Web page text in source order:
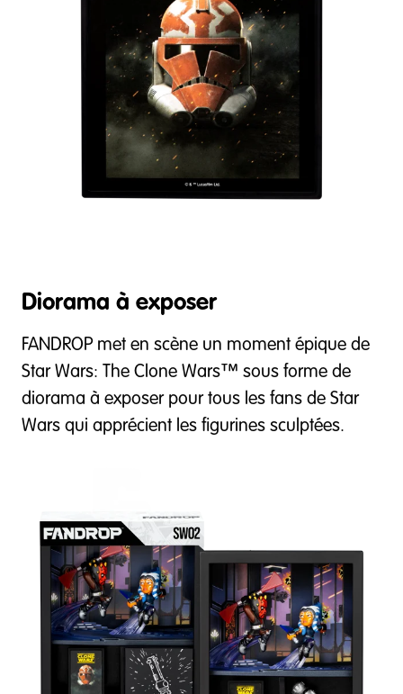
Diorama à exposer
FANDROP met en scène un moment épique de
Star Wars: The Clone Wars™ sous forme de
diorama à exposer pour tous les fans de Star
Wars qui apprécient les figurines sculptées.